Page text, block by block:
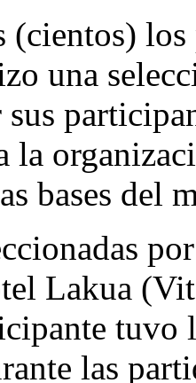
(cientos)
una
la
bases del
Lakua
las